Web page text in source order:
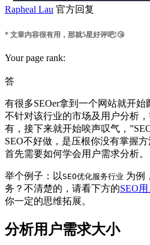
Rapheal Lau 官方回复
* 文章内容很有用，那就5星好评吧!😘
Your page rank:
答
有很多SEOer拿到一个网站就开
不针对该行业的市场及用户分析
有，接下来就开始唉声叹气，
SEO不好做，是压根你没有掌握
首先需要如何学会用户需求分析。
举个例子：以SEO优化服务行业 为例
务？不清楚的，请看下方的SEO
你一定的思维拓展。
分析用户需求大小